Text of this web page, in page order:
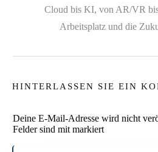
Cloud bis KI, von AR/VR
Arbeitsplatz und die
HINTERLASSEN SIE EIN
Deine E-Mail-Adresse wird nicht
Felder sind mit markiert